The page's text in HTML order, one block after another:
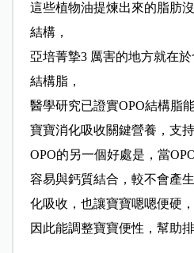
這些植物油提煉出來的脂肪
結構，
亞培菁摯3 厲害的地方就在
結構脂，
醫學研究已證實OPO結構脂
寶寶消化吸收關鍵營養，支
OPO的另一個好處是，當
容易與鈣質結合，較不會產
化吸收，也讓寶寶嗯嗯便硬
因此能調整寶寶便性，幫助